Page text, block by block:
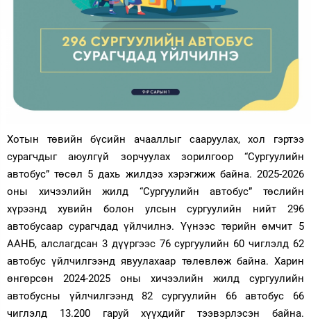
Энтертайнмэнт
Хотын төвийн бүсийн ачааллыг сааруулах, хол гэртээ
сурагчдыг аюулгүй зорчуулах зорилгоор “Сургуулийн
автобус” төсөл 5 дахь жилдээ хэрэгжиж байна. 2025-2026
оны хичээлийн жилд “Сургуулийн автобус” төслийн
хүрээнд хувийн болон улсын сургуулийн нийт 296
автобусаар сурагчдад үйлчилнэ. Үүнээс төрийн өмчит 5
ААНБ, алслагдсан 3 дүүргээс 76 сургуулийн 60 чиглэлд 62
автобус үйлчилгээнд явуулахаар төлөвлөж байна. Харин
өнгөрсөн 2024-2025 оны хичээлийн жилд сургуулийн
автобусны үйлчилгээнд 82 сургуулийн 66 автобус 66
чиглэлд 13.200 гаруй хүүхдийг тээвэрлэсэн байна.